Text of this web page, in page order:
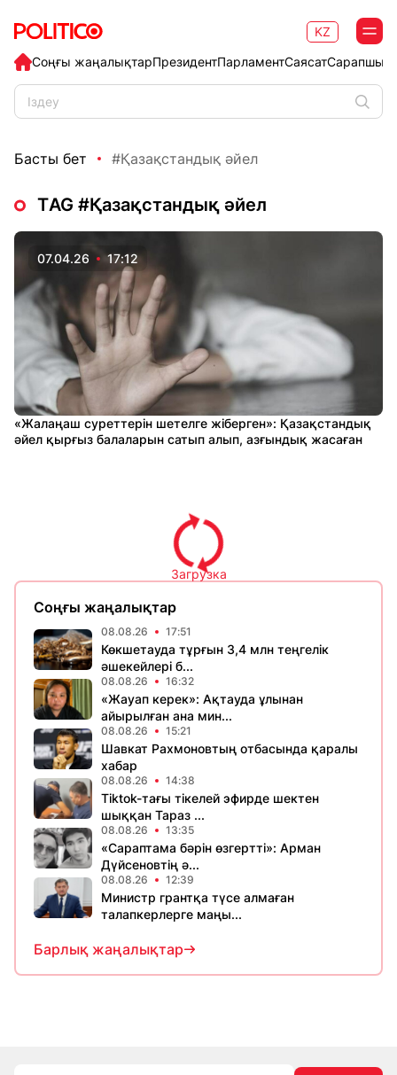
Соңғы жаңалықтарПрезидентПарламентСаясат
KZ
Басты бет #Қазақстандық әйел
ТAG #Қазақстандық әйел
07.04.26 17:12
«Жалаңаш суреттерін шетелге жіберген»: Қазақстандық
әйел қырғыз балаларын сатып алып, азғындық жасаған
Загрузка
Соңғы жаңалықтар
08.08.26 17:51
Көкшетауда тұрғын 3,4 млн теңгелік
әшекейлері б...
08.08.26 16:32
«Жауап керек»: Ақтауда ұлынан
айырылған ана мин...
08.08.26 15:21
Шавкат Рахмоновтың отбасында қаралы
хабар
08.08.26 14:38
Tiktok-тағы тікелей эфирде шектен
шыққан Тараз ...
08.08.26 13:35
«Сараптама бәрін өзгертті»: Арман
Дүйсеновтің ә...
08.08.26 12:39
Министр грантқа түсе алмаған
талапкерлерге маңы...
Барлық жаңалықтар